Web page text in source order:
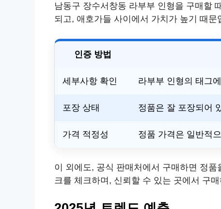
남동구 장수서창동 라부부 인형을 구매할
되고, 애호가들 사이에서 가치가 높기 때
인증 방법
세부사항 확인 라부부 인형의 태그
포장 상태 정품은 잘 포장되어
가격 적정성 정품 가격은 일반적
이 외에도, 공식 판매처에서 구매하면 정
크를 체크하며, 신뢰할 수 있는 곳에서 구